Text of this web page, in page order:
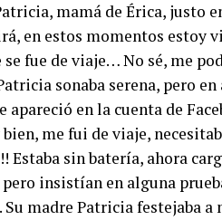
mamá de Érica, justo
en estos momentos estoy
se fue de viaje… No sé, me
sonaba serena, pero
apareció en la cuenta de
bien, me fui de viaje,
Estaba sin batería, ahora
insistían en alguna
madre Patricia festejaba a